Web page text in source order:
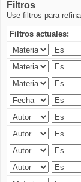
Filtros
Use filtros para
Filtros actuales: